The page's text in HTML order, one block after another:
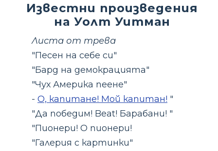
Известни произведения
на Уолт Уитман
Листа от трева
"Песен на себе си"
"Бард на демокрацията"
"Чух Америка пеене"
- О, капитане! Мой капитан! "
"Да победим! Beat! Барабани! "
"Пионери! О пионери!
"Галерия с картинки"